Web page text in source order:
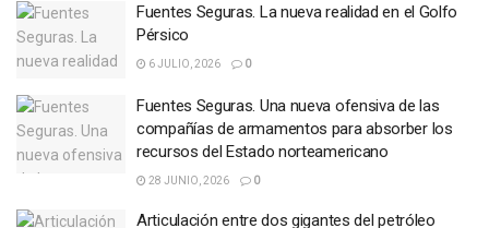
Fuentes Seguras. La nueva realidad en el Golfo
Pérsico
6 JULIO, 2026 0
Fuentes Seguras. Una nueva ofensiva de las
compañías de armamentos para absorber los
recursos del Estado norteamericano
28 JUNIO, 2026 0
Articulación entre dos gigantes del petróleo